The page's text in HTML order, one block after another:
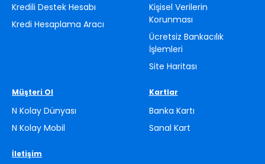
Kredili Destek Hesabı
Kredi Hesaplama Aracı
Kişisel Verilerin
Korunması
Ücretsiz Bankacılık
İşlemleri
Site Haritası
Müşteri Ol
N Kolay Dünyası
N Kolay Mobil
Kartlar
Banka Kartı
Sanal Kart
İletişim